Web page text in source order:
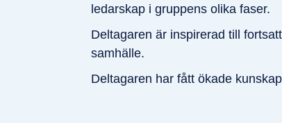
ledarskap i gruppens olika faser.
Deltagaren är inspirerad till
samhälle.
Deltagaren har fått ökade